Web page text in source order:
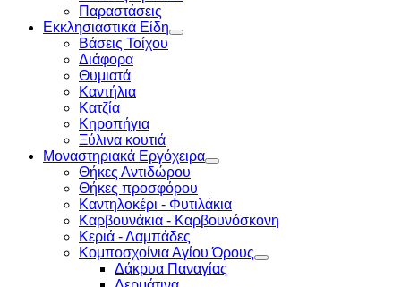
Παραστάσεις
Εκκλησιαστικά Είδη
Βάσεις Τοίχου
Διάφορα
Θυμιατά
Καντήλια
Κατζία
Κηροπήγια
Ξύλινα κουτιά
Μοναστηριακά Εργόχειρα
Θήκες Αντιδώρου
Θήκες προσφόρου
Καντηλοκέρι - Φυτιλάκια
Καρβουνάκια - Καρβουνόσκονη
Κεριά - Λαμπάδες
Κομποσχοίνια Αγίου Όρους
Δάκρυα Παναγίας